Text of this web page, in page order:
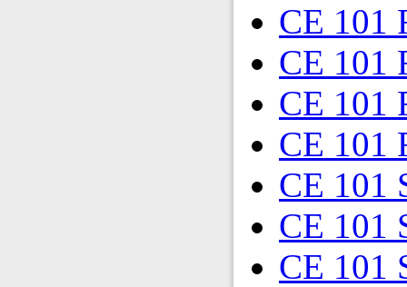
CE 101
CE 101
CE 101
CE 101
CE 101
CE 101
CE 101